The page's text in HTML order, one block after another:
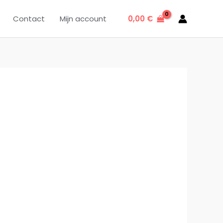
Contact Mijn account 0,00 €